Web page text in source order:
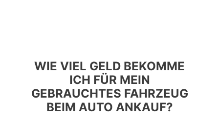
WIE VIEL GELD BEKOMME
ICH FÜR MEIN
GEBRAUCHTES FAHRZEUG
BEIM AUTO ANKAUF?